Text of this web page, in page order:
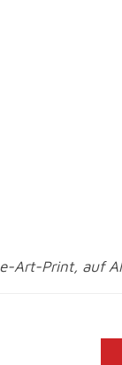
Art-Print, auf